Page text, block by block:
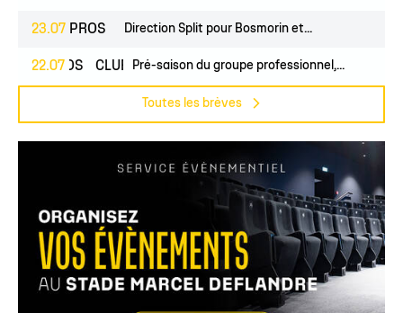
23.07 PROS Direction Split pour Bosmorin et...
22.07
PROS CLUB Pré-saison du groupe professionnel,...
Toutes les brèves